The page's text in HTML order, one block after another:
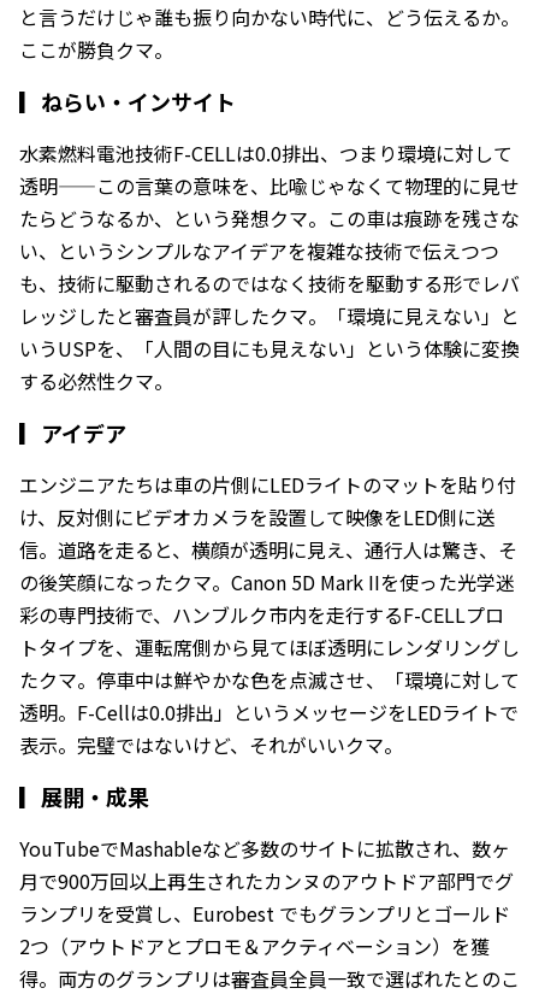
と言うだけじゃ誰も振り向かない時代に、どう伝えるか。
ここが勝負クマ。
▎ ねらい・インサイト
水素燃料電池技術F-CELLは0.0排出、つまり環境に対して
透明——この言葉の意味を、比喩じゃなくて物理的に見せ
たらどうなるか、という発想クマ。この車は痕跡を残さな
い、というシンプルなアイデアを複雑な技術で伝えつつ
も、技術に駆動されるのではなく技術を駆動する形でレバ
レッジしたと審査員が評したクマ。「環境に見えない」と
いうUSPを、「人間の目にも見えない」という体験に変換
する必然性クマ。
▎ アイデア
エンジニアたちは車の片側にLEDライトのマットを貼り付
け、反対側にビデオカメラを設置して映像をLED側に送
信。道路を走ると、横顔が透明に見え、通行人は驚き、そ
の後笑顔になったクマ。Canon 5D Mark IIを使った光学迷
彩の専門技術で、ハンブルク市内を走行するF-CELLプロ
トタイプを、運転席側から見てほぼ透明にレンダリングし
たクマ。停車中は鮮やかな色を点滅させ、「環境に対して
透明。F-Cellは0.0排出」というメッセージをLEDライトで
表示。完璧ではないけど、それがいいクマ。
▎ 展開・成果
YouTubeでMashableなど多数のサイトに拡散され、数ヶ
月で900万回以上再生されたカンヌのアウトドア部門でグ
ランプリを受賞し、Eurobest でもグランプリとゴールド
2つ（アウトドアとプロモ＆アクティベーション）を獲
得。両方のグランプリは審査員全員一致で選ばれたとのこ